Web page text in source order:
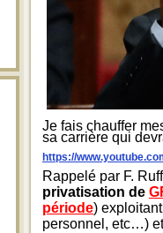
Je fais chauffer
sa carrière qui
https://
Rappelé par F.
privatisation de
période)
personnel, etc…)